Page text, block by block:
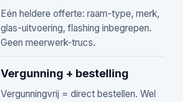
Eén heldere offerte: raam-type, merk,
glas-uitvoering, flashing inbegrepen.
Geen meerwerk-trucs.
Vergunning + bestelling
Vergunningvrij = direct bestellen. Wel